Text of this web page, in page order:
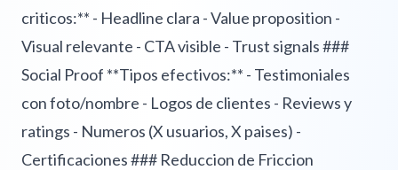
criticos:** - Headline clara - Value proposition -
Visual relevante - CTA visible - Trust signals ###
Social Proof **Tipos efectivos:** - Testimoniales
con foto/nombre - Logos de clientes - Reviews y
ratings - Numeros (X usuarios, X paises) -
Certificaciones ### Reduccion de Friccion